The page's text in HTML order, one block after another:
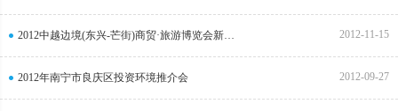
2012中越边境(东兴-芒街)商贸·旅游博览会新闻发布会 2012-11-15
2012年南宁市良庆区投资环境推介会 2012-09-27